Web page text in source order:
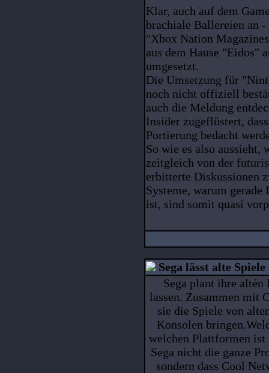
Klar, auch auf dem
brachiale Ballereien an
"Xbox Nation
aus dem Hause "Eidos"
umgesetzt.
Die Umsetzung für
noch nicht offiziell
auch die Meldung
Insider zugeflüstert,
Portierung bedacht
So wie es also aussieht,
zeitgleich von der
erbitterte Diskussionen
Systeme, warum
ist, sind somit quasi
Sega lässt alte
Sega plant ihre altén
lassen. Zusammen mit
sie die Spiele von
Konsolen
welchen Plattformen
Sega nicht die ganze
sondern dass Cool